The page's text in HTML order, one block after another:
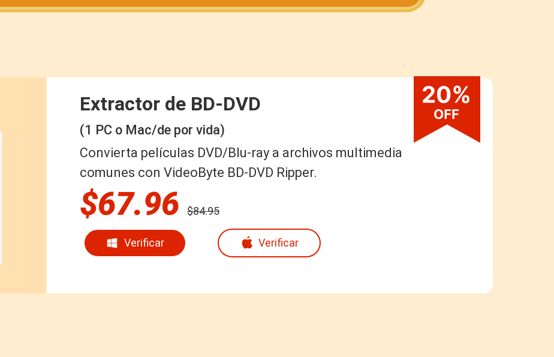
Extractor de BD-DVD
(1 PC o Mac/de por vida)
Convierta películas DVD/Blu-ray a archivos multimedia
comunes con VideoByte BD-DVD Ripper.
$67.96 $84.95
Verificar Verificar